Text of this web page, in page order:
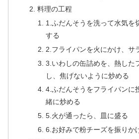
料理の工程
1.ふだんそうを洗って水気を
する
2.フライパンを火にかけ、サ
3.いわしの缶詰めを、熱した
し、焦げないように炒める
4.ふだんそうをフライパンに
緒に炒める
5.火が通ったら、皿に盛る
6.お好みで粉チーズを振りか